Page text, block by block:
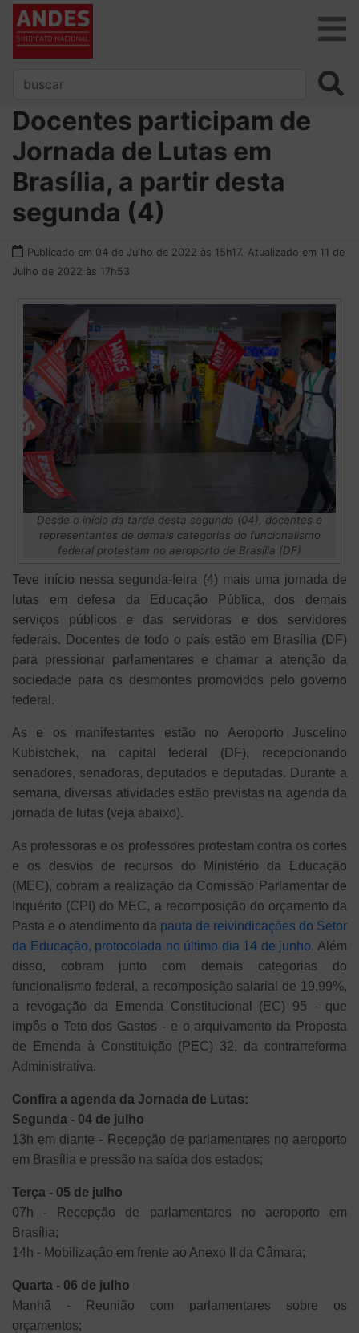
Docentes participam de
Jornada de Lutas em
Brasília, a partir desta
segunda (4)
Publicado em 04 de Julho de 2022 às 15h17. Atualizado em 11 de
Julho de 2022 às 17h53
Desde o início da tarde desta segunda (04), docentes e
representantes de demais categorias do funcionalismo
federal protestam no aeroporto de Brasília (DF)
Teve início nessa segunda-feira (4) mais uma jornada de
lutas em defesa da Educação Pública, dos demais
serviços públicos e das servidoras e dos servidores
federais. Docentes de todo o país estão em Brasília (DF)
para pressionar parlamentares e chamar a atenção da
sociedade para os desmontes promovidos pelo governo
federal.
As e os manifestantes estão no Aeroporto Juscelino
Kubistchek, na capital federal (DF), recepcionando
senadores, senadoras, deputados e deputadas. Durante a
semana, diversas atividades estão previstas na agenda da
jornada de lutas (veja abaixo).
As professoras e os professores protestam contra os cortes
e os desvios de recursos do Ministério da Educação
(MEC), cobram a realização da Comissão Parlamentar de
Inquérito (CPI) do MEC, a recomposição do orçamento da
Pasta e o atendimento da pauta de reivindicações do Setor
da Educação, protocolada no último dia 14 de junho. Além
disso, cobram junto com demais categorias do
funcionalismo federal, a recomposição salarial de 19,99%,
a revogação da Emenda Constitucional (EC) 95 - que
impôs o Teto dos Gastos - e o arquivamento da Proposta
de Emenda à Constituição (PEC) 32, da contrarreforma
Administrativa.
Confira a agenda da Jornada de Lutas:
Segunda - 04 de julho
13h em diante - Recepção de parlamentares no aeroporto
em Brasília e pressão na saída dos estados;
Terça - 05 de julho
07h - Recepção de parlamentares no aeroporto em
Brasília;
14h - Mobilização em frente ao Anexo II da Câmara;
Quarta - 06 de julho
Manhã - Reunião com parlamentares sobre os
orçamentos;